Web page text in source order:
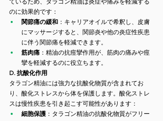
のに効果的です：
関節痛の緩和 ：キャリアオイルで希釈し、皮膚
にマッサージすると、関節炎や他の炎症性疾患
に伴う関節痛を軽減できます。
筋肉痛 ：精油の抗痙攣作用が、筋肉の痛みや痙
攣を軽減するのに役立ちます。
D. 抗酸化作用
タラゴン精油には強力な抗酸化物質が含まれてお
り、酸化ストレスから体を保護します。酸化ストレ
スは慢性疾患を引き起こす可能性があります：
細胞保護 ：タラゴン精油の抗酸化物質がフリー